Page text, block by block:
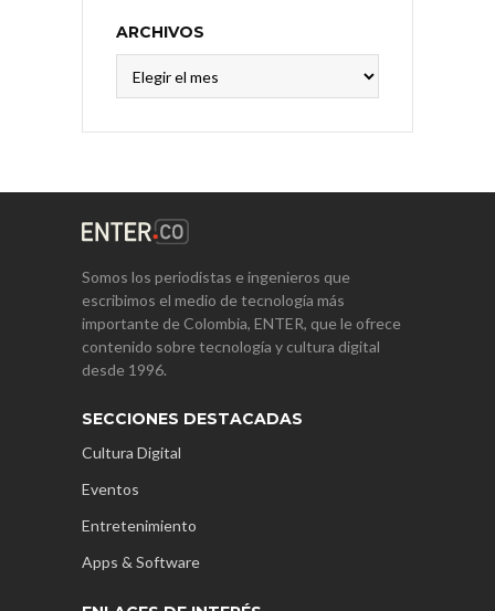
ARCHIVOS
Somos los periodistas e ingenieros que
escribimos el medio de tecnología más
importante de Colombia, ENTER, que le ofrece
contenido sobre tecnología y cultura digital
desde 1996.
SECCIONES DESTACADAS
Cultura Digital
Eventos
Entretenimiento
Apps & Software